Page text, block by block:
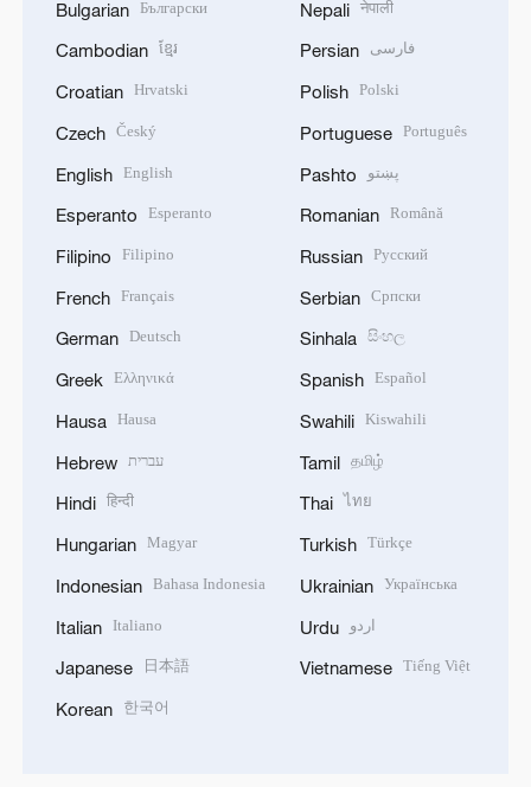
Bulgarian Български
Cambodian ខ្មែរ
Croatian Hrvatski
Czech Český
English English
Esperanto Esperanto
Filipino Filipino
French Français
German Deutsch
Greek Ελληνικά
Hausa Hausa
Hebrew עברית
Hindi हिन्दी
Hungarian Magyar
Indonesian Bahasa Indonesia
Italian Italiano
Japanese 日本語
Korean 한국어
Nepali नेपाली
Persian فارسی
Polish Polski
Portuguese Português
Pashto پښتو
Romanian Română
Russian Русский
Serbian Српски
Sinhala සිංහල
Spanish Español
Swahili Kiswahili
Tamil தமிழ்
Thai ไทย
Turkish Türkçe
Ukrainian Українська
Urdu اردو
Vietnamese Tiếng Việt